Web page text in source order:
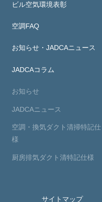
ビル空気環境表彰
空調FAQ
お知らせ・JADCAニュース
JADCAコラム
お知らせ
JADCAニュース
空調・換気ダクト清掃特記仕
様
厨房排気ダクト清特記仕様
サイトマップ